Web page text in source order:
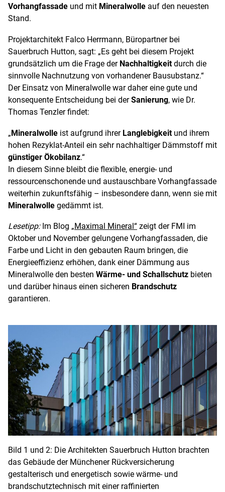
Vorhangfassade und mit Mineralwolle auf den neuesten
Stand.
Projektarchitekt Falco Herrmann, Büropartner bei
Sauerbruch Hutton, sagt: „Es geht bei diesem Projekt
grundsätzlich um die Frage der Nachhaltigkeitdurch die
sinnvolle Nachnutzung von vorhandener Bausubstanz.“
Der Einsatz von Mineralwolle war daher eine gute und
konsequente Entscheidung bei derSanierung, wie Dr.
Thomas Tenzler findet:
„Mineralwolle ist aufgrund ihrer Langlebigkeitund ihrem
hohen Rezyklat-Anteil ein sehr nachhaltiger Dämmstoff mit
günstiger Ökobilanz.“
In diesem Sinne bleibt die flexible, energie- und
ressourcenschonende und austauschbare Vorhangfassade
weiterhin zukunftsfähig – insbesondere dann, wenn sie mit
Mineralwolle gedämmt ist.
Lesetipp:Im Blog „Maximal Mineral“ zeigt der FMI im
Oktober und November gelungene Vorhangfassaden, die
Farbe und Licht in den gebauten Raum bringen, die
Energieeffizienz erhöhen, dank einer Dämmung aus
Mineralwolle den besten Wärme- und Schallschutz bieten
und darüber hinaus einen sicheren Brandschutz
garantieren.
Bild 1 und 2: Die Architekten Sauerbruch Hutton brachten
das Gebäude der Münchener Rückversicherung
gestalterisch und energetisch sowie wärme- und
brandschutztechnisch mit einer raffinierten